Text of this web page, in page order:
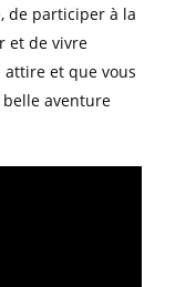
de participer à la
et de vivre
et que vous
belle aventure